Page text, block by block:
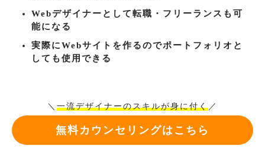
Webデザイナーとして転職・フリーランスも可
能になる
実際にWebサイトを作るのでポートフォリオと
しても使用できる
＼ 一流デザイナーのスキルが身に付く ／
無料カウンセリングはこちら